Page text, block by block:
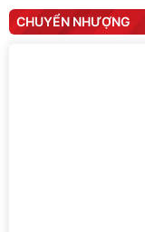
CHUYỂN NHƯỢNG